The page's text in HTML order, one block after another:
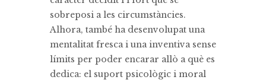
sobreposi a les circumstàncies.
Alhora, també ha desenvolupat una
mentalitat fresca i una inventiva sense
límits per poder encarar allò a què es
dedica: el suport psicològic i moral